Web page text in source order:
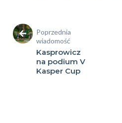
Poprzednia
wiadomość
Kasprowicz
na podium V
Kasper Cup